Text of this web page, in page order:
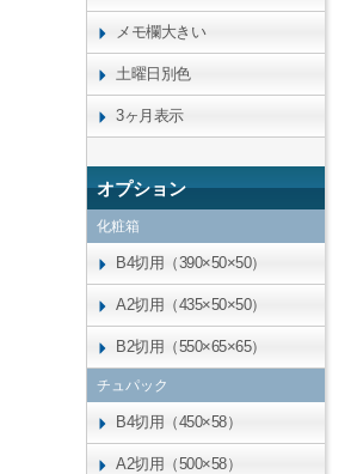
メモ欄大きい
土曜日別色
3ヶ月表示
オプション
化粧箱
B4切用（390×50×50）
A2切用（435×50×50）
B2切用（550×65×65）
チュパック
B4切用（450×58）
A2切用（500×58）